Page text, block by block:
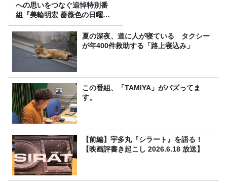
への思いをつなぐ追悼特別番
組『美輪明宏 薔薇色の日曜日
～ごきげんよう、ルンルン
～』8/9（日）16時放送夏の深夜、道に人が寝ている タクシー
が年400件救助する「路上寝込み」
この番組、「TAMIYA」がバズってま
す。
【前編】宇多丸『シラート』を語る！
【映画評書き起こし 2026.6.18 放送】